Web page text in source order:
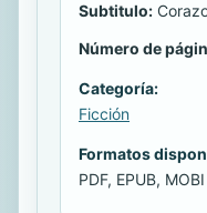
Subtitulo:
Número de
Categoría:
Ficción
Formatos
PDF, EPUB, MOBI